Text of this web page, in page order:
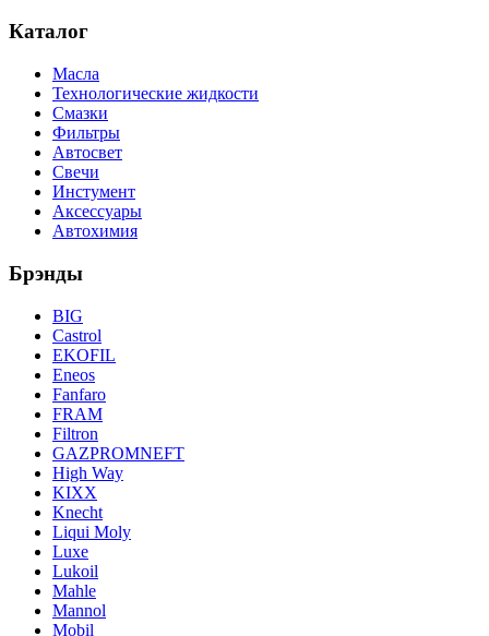
Каталог
Масла
Технологические жидкости
Смазки
Фильтры
Автосвет
Свечи
Инстумент
Аксессуары
Автохимия
Брэнды
BIG
Castrol
EKOFIL
Eneos
Fanfaro
FRAM
Filtron
GAZPROMNEFT
High Way
KIXX
Knecht
Liqui Moly
Luxe
Lukoil
Mahle
Mannol
Mobil